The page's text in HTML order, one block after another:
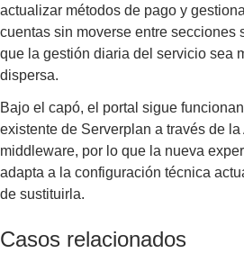
actualizar métodos de pago y
cuentas sin moverse entre secciones
que la gestión diaria del servicio sea
dispersa.
Bajo el capó, el portal sigue
existente de Serverplan a través de
middleware, por lo que la nueva
adapta a la configuración técnica
de sustituirla.
Casos relacionados